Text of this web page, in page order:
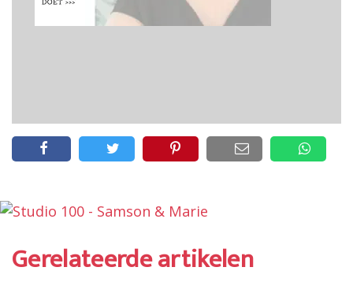
Gerelateerde artikelen